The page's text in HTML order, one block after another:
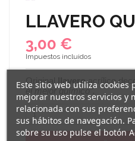
LLAVERO
3,00 €
Impuestos incluidos
Original llaveroacrílico
el mejor químico".
Este sitio web utiliza cookies
mejorar nuestros servicios y
relacionada con sus
sus hábitos de navegación.
sobre su uso pulse el botón